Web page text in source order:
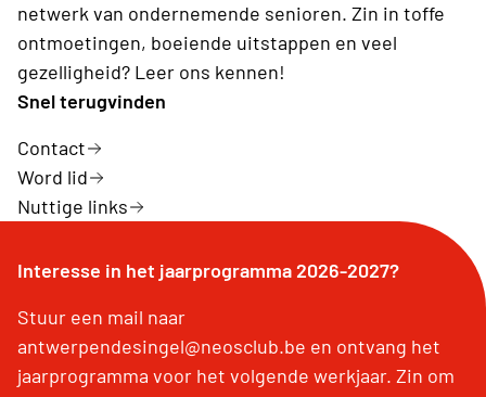
netwerk van ondernemende senioren. Zin in toffe
ontmoetingen, boeiende uitstappen en veel
gezelligheid? Leer ons kennen!
Snel terugvinden
Contact
Word lid
Nuttige links
Interesse in het jaarprogramma 2026-2027?
Stuur een mail naar
antwerpendesingel@neosclub.be en ontvang het
jaarprogramma voor het volgende werkjaar. Zin om